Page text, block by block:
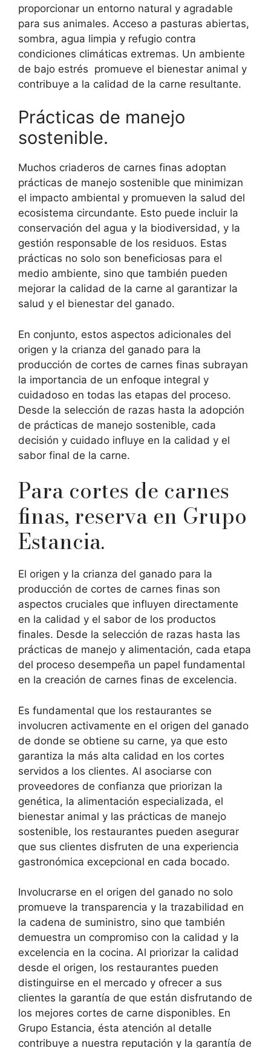
proporcionar un entorno natural y agradable
para sus animales. Acceso a pasturas abiertas,
sombra, agua limpia y refugio contra
condiciones climáticas extremas. Un ambiente
de bajo estrés promueve el bienestar animal y
contribuye a la calidad de la carne resultante.
Prácticas de manejo
sostenible.
Muchos criaderos de carnes finas adoptan
prácticas de manejo sostenible que minimizan
el impacto ambiental y promueven la salud del
ecosistema circundante. Esto puede incluir la
conservación del agua y la biodiversidad, y la
gestión responsable de los residuos. Estas
prácticas no solo son beneficiosas para el
medio ambiente, sino que también pueden
mejorar la calidad de la carne al garantizar la
salud y el bienestar del ganado.
En conjunto, estos aspectos adicionales del
origen y la crianza del ganado para la
producción de cortes de carnes finas subrayan
la importancia de un enfoque integral y
cuidadoso en todas las etapas del proceso.
Desde la selección de razas hasta la adopción
de prácticas de manejo sostenible, cada
decisión y cuidado influye en la calidad y el
sabor final de la carne.
Para cortes de carnes
finas, reserva en Grupo
Estancia.
El origen y la crianza del ganado para la
producción de cortes de carnes finas son
aspectos cruciales que influyen directamente
en la calidad y el sabor de los productos
finales. Desde la selección de razas hasta las
prácticas de manejo y alimentación, cada etapa
del proceso desempeña un papel fundamental
en la creación de carnes finas de excelencia.
Es fundamental que los restaurantes se
involucren activamente en el origen del ganado
de donde se obtiene su carne, ya que esto
garantiza la más alta calidad en los cortes
servidos a los clientes. Al asociarse con
proveedores de confianza que priorizan la
genética, la alimentación especializada, el
bienestar animal y las prácticas de manejo
sostenible, los restaurantes pueden asegurar
que sus clientes disfruten de una experiencia
gastronómica excepcional en cada bocado.
Involucrarse en el origen del ganado no solo
promueve la transparencia y la trazabilidad en
la cadena de suministro, sino que también
demuestra un compromiso con la calidad y la
excelencia en la cocina. Al priorizar la calidad
desde el origen, los restaurantes pueden
distinguirse en el mercado y ofrecer a sus
clientes la garantía de que están disfrutando de
los mejores cortes de carne disponibles. En
Grupo Estancia, ésta atención al detalle
contribuye a nuestra reputación y la garantía de